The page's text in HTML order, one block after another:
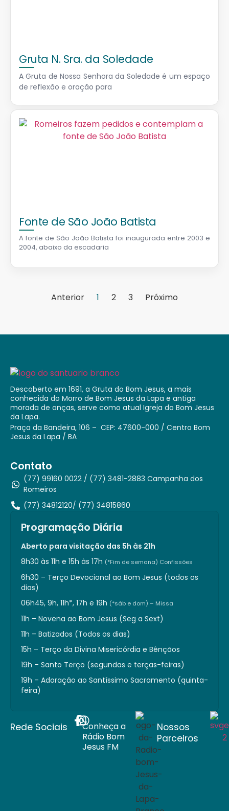
Gruta N. Sra. da Soledade
A Gruta de Nossa Senhora da Soledade é um espaço
de reflexão e oração para
Fonte de São João Batista
A fonte de São João Batista foi inaugurada entre 2003 e
2004, abaixo da escadaria
Anterior 1 2 3 Próximo
Descoberto em 1691, a Gruta do Bom Jesus, a mais
conhecida do Morro de Bom Jesus da Lapa e antiga
morada de onças, serve como atual Igreja do Bom Jesus
da Lapa.
Praça da Bandeira, 106 – CEP: 47600-000 / Centro Bom
Jesus da Lapa / BA
Contato
(77) 99160 0022 / (77) 3481-2883 Campanha dos
Romeiros
(77) 34812120/ (77) 34815860
Programação Diária
Aberto para visitação das 5h às 21h
8h30 às 11h e 15h às 17h (*Fim de semana) Confissões
6h30 – Terço Devocional ao Bom Jesus (todos os
dias)
06h45, 9h, 11h*, 17h e 19h (*sáb e dom) – Missa
11h – Novena ao Bom Jesus (Seg a Sext)
11h – Batizados (Todos os dias)
15h – Terço da Divina Misericórdia e Bênçãos
19h – Santo Terço (segundas e terças-feiras)
19h – Adoração ao Santíssimo Sacramento (quinta-
feira)
Rede Sociais
Conheça a
Rádio Bom
Jesus FM
Nossos
Parceiros